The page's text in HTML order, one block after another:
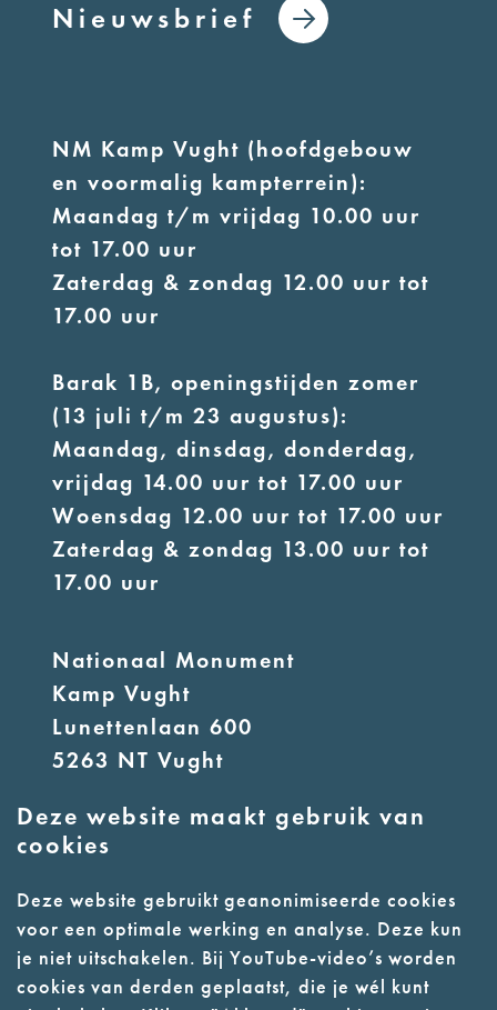
Deze website maakt gebruik van
cookies
Deze website gebruikt geanonimiseerde cookies
voor een optimale werking en analyse. Deze kun
je niet uitschakelen. Bij YouTube-video’s worden
cookies van derden geplaatst, die je wél kunt
Nieuwsbrief
NM Kamp Vught (hoofdgebouw
en voormalig kampterrein):
Maandag t/m vrijdag 10.00 uur
tot 17.00 uur
Zaterdag & zondag 12.00 uur tot
17.00 uur
Barak 1B, openingstijden zomer
(13 juli t/m 23 augustus):
Maandag, dinsdag, donderdag,
vrijdag 14.00 uur tot 17.00 uur
Woensdag 12.00 uur tot 17.00 uur
Zaterdag & zondag 13.00 uur tot
17.00 uur
Nationaal Monument
Kamp Vught
Lunettenlaan 600
5263 NT Vught
E:info@nmkampvught.nl
- Parkeer in de vakken of in de
parkeergarage (begane grond)